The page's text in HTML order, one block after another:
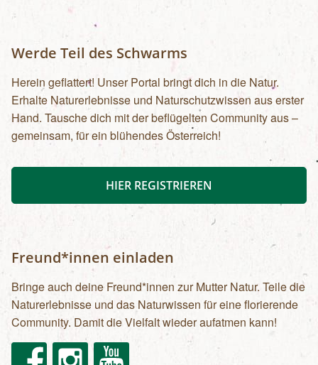
Werde Teil des Schwarms
Herein geflattert! Unser Portal bringt dich in die Natur.
Erhalte Naturerlebnisse und Naturschutzwissen aus erster
Hand. Tausche dich mit der beflügelten Community aus –
gemeinsam, für ein blühendes Österreich!
HIER REGISTRIEREN
Freund*innen einladen
Bringe auch deine Freund*innen zur Mutter Natur. Teile die
Naturerlebnisse und das Naturwissen für eine florierende
Community. Damit die Vielfalt wieder aufatmen kann!
FacebookInstagram Youtube